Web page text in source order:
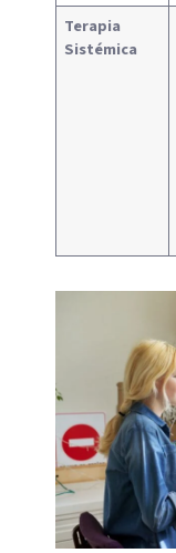
Terapia
Sistémica